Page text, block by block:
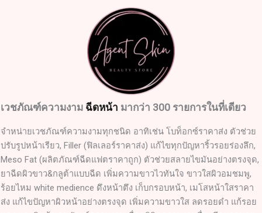
เวชภัณฑ์ความงาม ฉีดหน้า มากว่า 300 รายการในที่เดียว
จำหน่ายเวชภัณฑ์ความงามทุกชนิด อาทิเช่น โบท็อกซ์ราคาส่ง ตัวช่วย
ปรับรูปหน้าเรียว, Filler (ฟิลเลอร์ราคาส่ง) แก้ไขทุกปัญหาริ้วรอยร่องลึก,
Meso Fat (ผลิตภัณฑ์ฉีดแฟตราคาถูก) ตัวช่วยสลายไขมันอย่างตรงจุด,
ยาฉีดผิวขาว&กลูต้าแบบฉีด เพิ่มความขาวไวทันใจ ขาวใสผิวอมชมพู,
ร้อยไหม white medience ดึงหน้าตึง เก็บกรอบหน้า, เมโสหน้าใสราคา
ส่ง แก้ไขปัญหาผิวหน้าอย่างตรงจุด เพิ่มความขาวใส ลดรอยดำ แก้รอย